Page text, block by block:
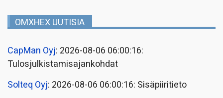
OMXHEX UUTISIA
CapMan Oyj: 2026-08-06 06:00:16:
Tulosjulkistamisajankohdat
Solteq Oyj: 2026-08-06 06:00:16: Sisäpiiritieto